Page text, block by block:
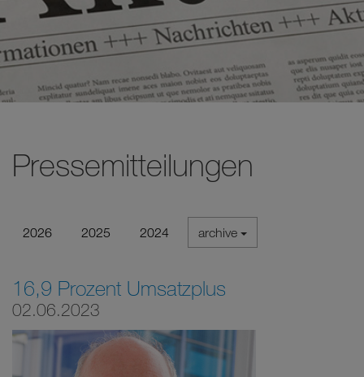
Pressemitteilungen
2026 2025 2024 archive
16,9 Prozent Umsatzplus
02.06.2023